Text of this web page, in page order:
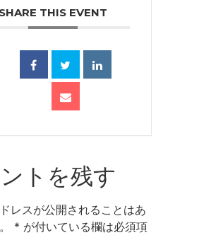
SHARE THIS EVENT
トを残す
レスが公開されることはあ
* が付いている欄は必須項